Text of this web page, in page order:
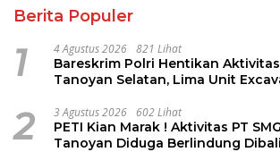
Berita Populer
1 4 Agustus 2026 821 Lihat
Bareskrim Polri Hentikan Aktivitas
Tanoyan Selatan, Lima Unit
2 3 Agustus 2026 602 Lihat
PETI Kian Marak ! Aktivitas PT
Tanoyan Diduga Berlindung